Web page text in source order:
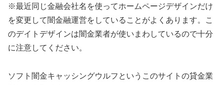
※最近同じ金融会社名を使ってホームページデザインだけ
を変更して闇金融運営をしていることがよくあります。こ
のデイトデザインは闇金業者が使いまわしているので十分
に注意してください。
ソフト闇金キャッシングウルフ というこのサイトの貸金業